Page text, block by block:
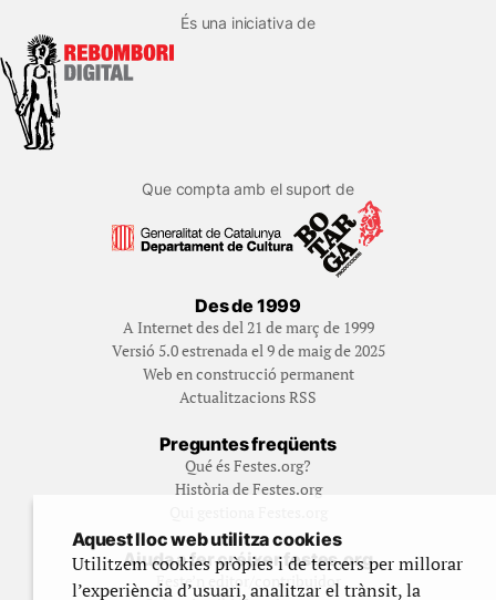
És una iniciativa de
Que compta amb el suport de
Des de 1999
A Internet des del 21 de març de 1999
Versió 5.0 estrenada el 9 de maig de 2025
Web en construcció permanent
Actualitzacions RSS
Preguntes freqüents
Qué és Festes.org?
Història de Festes.org
Ajuda a fer créixer festes.org
Feste’n editor/contribuidor
Aquest lloc web utilitza cookies
Utilitzem cookies pròpies i de tercers per millorar
l’experiència d’usuari, analitzar el trànsit, la